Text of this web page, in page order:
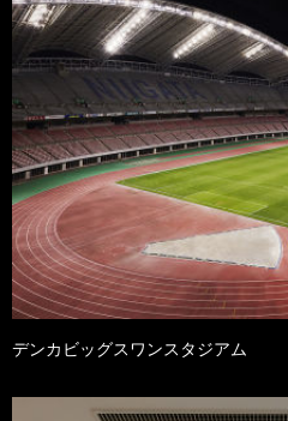
デンカビッグスワンスタジアム